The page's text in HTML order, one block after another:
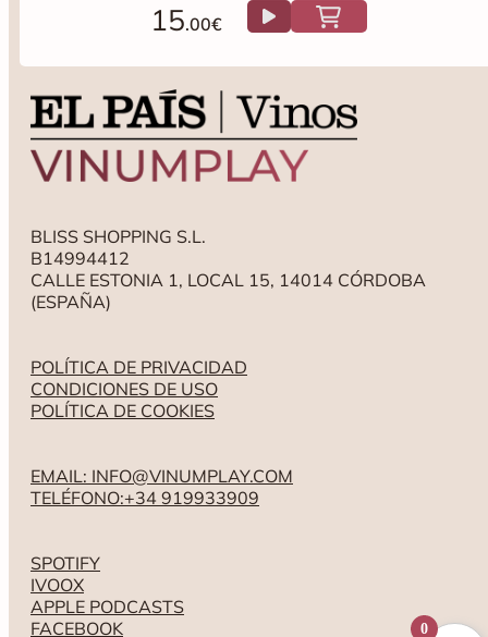
15.00€
BLISS SHOPPING S.L.
B14994412
CALLE ESTONIA 1, LOCAL 15, 14014 CÓRDOBA
(ESPAÑA)
POLÍTICA DE PRIVACIDAD
CONDICIONES DE USO
POLÍTICA DE COOKIES
EMAIL: INFO@VINUMPLAY.COM
TELÉFONO:+34 919933909
SPOTIFY
IVOOX
APPLE PODCASTS
FACEBOOK
0